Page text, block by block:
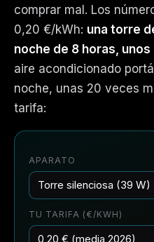
comprar mal. Los
0,20 €/kWh: una torre
noche de 8 horas, unos
aire acondicionado
noche, unas 20 veces
tarifa:
APARATO
TU TARIFA (€/KWH)